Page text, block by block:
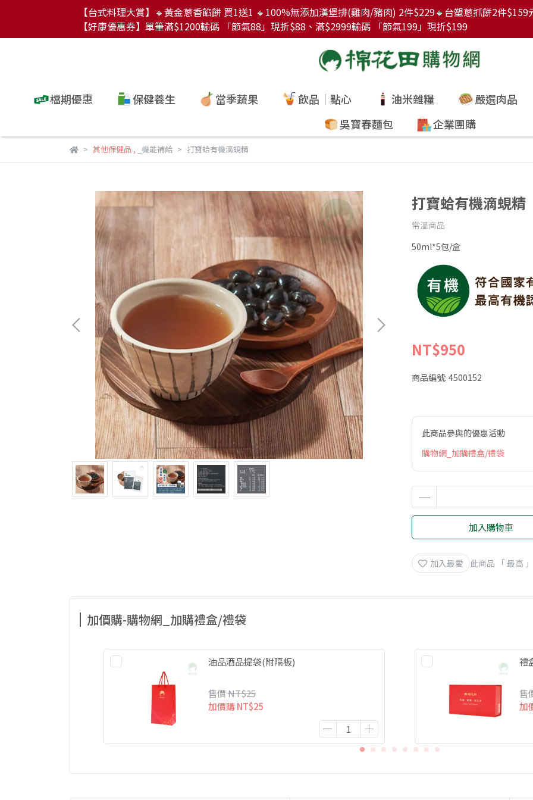
【台式料理大賞】🔹黃金蔥香餡餅 買1送1 🔹100%無添加漢堡排(雞肉/豬肉) 2件$229🔹台塑蔥抓餅2件
【好康優惠券】單筆滿$1200輸碼 「節氣88」現折$88、滿$2999輸碼 「節氣199」現折$199
檔期優惠 保健養生 當季蔬果 飲品｜點心 油米雜糧
嚴選肉品
吳寶春麵包
企業團購
其他保健品, _機能補給 打寶蛤有機滴蜆精
打寶蛤有機滴蜆精
常溫商品
50ml*5包/盒
NT$950
商品編號: 4500152
此商品參與的優惠活動
購物網_加購禮盒/禮袋
加入購物車
加入最愛 此商品 「 最高
加價購-購物網_加購禮盒/禮袋
油品酒品提袋(附隔板)
售價NT$25
加價購NT$25
禮
售
加